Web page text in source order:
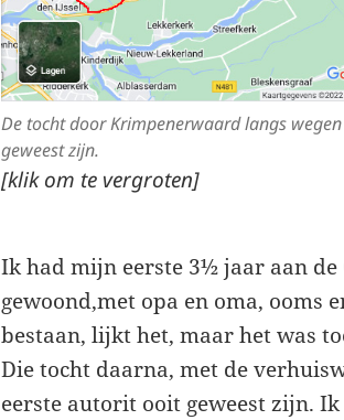
De tocht door Krimpenerwaard langs
geweest zijn.
[klik om te vergroten]
Ik had mijn eerste 3½ jaar aan de
gewoond,met opa en oma, ooms
bestaan, lijkt het, maar het was
Die tocht daarna, met de
eerste autorit ooit geweest zijn.